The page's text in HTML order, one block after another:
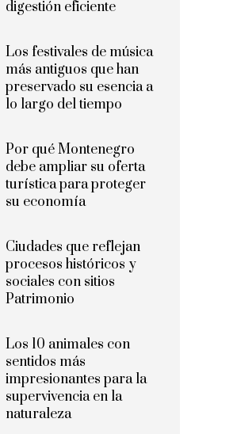
digestión eficiente
Los festivales de música
más antiguos que han
preservado su esencia a
lo largo del tiempo
Por qué Montenegro
debe ampliar su oferta
turística para proteger
su economía
Ciudades que reflejan
procesos históricos y
sociales con sitios
Patrimonio
Los 10 animales con
sentidos más
impresionantes para la
supervivencia en la
naturaleza